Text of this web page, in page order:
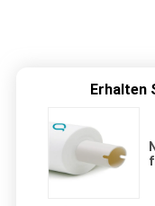
Erhalten